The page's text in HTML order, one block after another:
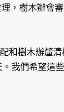
，樹木辦會
和樹木辦釐清
我們希望這